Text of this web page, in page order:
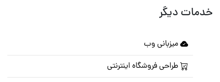
خدمات دیگر
میزبانی وب
طراحی فروشگاه اینترنتی